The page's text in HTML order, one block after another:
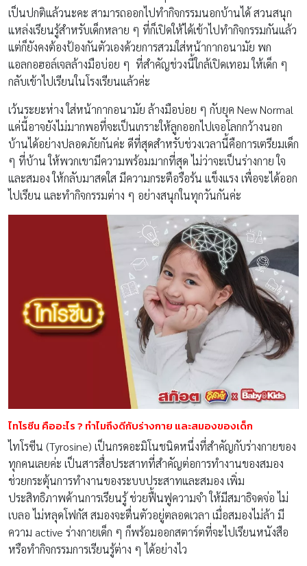
เป็นปกติแล้วนะคะ สามารถออกไปทำกิจกรรมนอกบ้านได้ สวนสนุก
แหล่งเรียนรู้สำหรับเด็กหลาย ๆ ที่ก็เปิดให้ได้เข้าไปทำกิจกรรมกันแล้ว
แต่ก็ยังคงต้องป้องกันตัวเองด้วยการสวมใส่หน้ากากอนามัย พก
แอลกอฮอล์เจลล้างมือบ่อย ๆ ที่สำคัญช่วงนี้ใกล้เปิดเทอม ให้เด็ก ๆ
กลับเข้าไปเรียนในโรงเรียนแล้วค่ะ
เว้นระยะห่าง ใส่หน้ากากอนามัย ล้างมือบ่อย ๆ กับยุค New Normal
แค่นี้อาจยังไม่มากพอที่จะเป็นเกราะให้ลูกออกไปเจอโลกกว้างนอก
บ้านได้อย่างปลอดภัยกันค่ะ ดีที่สุดสำหรับช่วงเวลานี้คือการเตรียมเด็ก
ๆ ที่บ้าน ให้พวกเขามีความพร้อมมากที่สุด ไม่ว่าจะเป็นร่างกาย ใจ
และสมอง ให้กลับมาสดใส มีความกระตือรือร้น แข็งแรง เพื่อจะได้ออก
ไปเรียน และทำกิจกรรมต่าง ๆ อย่างสนุกในทุกวันกันค่ะ
ไทโรซีน คืออะไร? ทำไมถึงดีกับร่างกาย และสมองของเด็ก
ไทโรซีน (Tyrosine) เป็นกรดอะมิโนชนิดหนึ่งที่สำคัญกับร่างกายของ
ทุกคนเลยค่ะ เป็นสารสื่อประสาทที่สำคัญต่อการทำงานของสมอง
ช่วยกระตุ้นการทำงานของระบบประสาทและสมอง เพิ่ม
ประสิทธิภาพด้านการเรียนรู้ ช่วยฟื้นฟูความจำ ให้มีสมาธิจดจ่อ ไม่
เบลอ ไม่หลุดโฟกัส สมองจะตื่นตัวอยู่ตลอดเวลา เมื่อสมองไม่ล้า มี
ความ active ร่างกายเด็ก ๆ ก็พร้อมออกสตาร์ตที่จะไปเรียนหนังสือ
หรือทำกิจกรรมการเรียนรู้ต่าง ๆ ได้อย่างไว